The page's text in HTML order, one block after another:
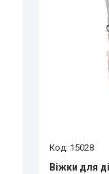
15028
Віжки для